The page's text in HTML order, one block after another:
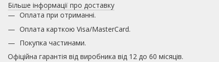
Більше інформації про доставку
Оплата при отриманні.
Оплата карткою Visa/MasterCard.
Покупка частинами.
Офіційна гарантія від виробника від 12 до 60 місяців.